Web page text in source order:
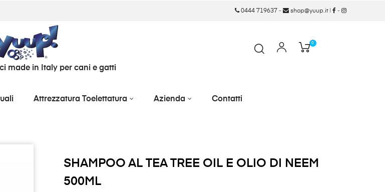
0444 719637- shop@yuup.it| -
made in Italy per cani e gatti
0
Attrezzatura Toelettatura Azienda Contatti
SHAMPOO AL TEA TREE OIL E OLIO DI NEEM
500ML